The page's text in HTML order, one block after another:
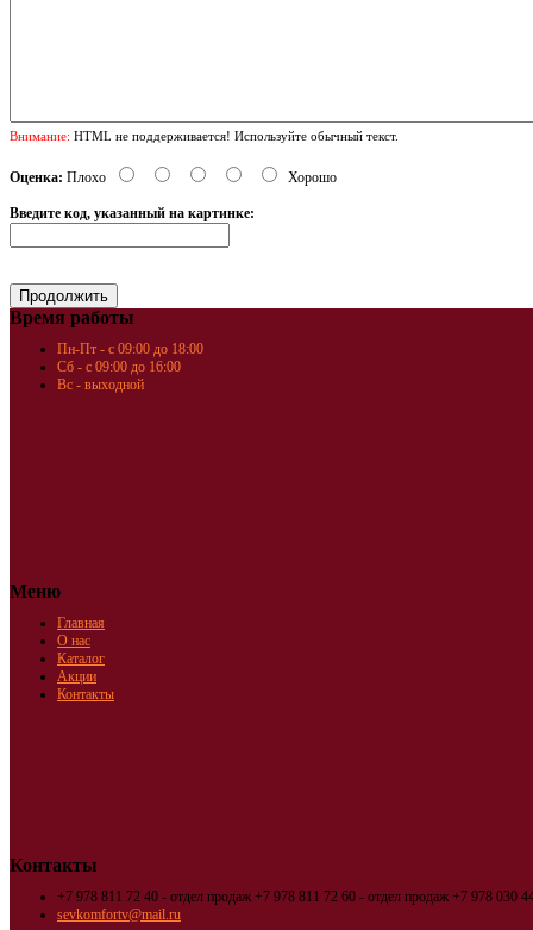
Внимание: HTML не поддерживается! Используйте обычный текст.
Оценка: Плохо Хорошо
Введите код, указанный на картинке:
Время работы
Пн-Пт - с 09:00 до 18:00
Сб - с 09:00 до 16:00
Вс - выходной
Меню
Главная
О нас
Каталог
Акции
Контакты
Контакты
+7 978 811 72 40 - отдел продаж +7 978 811 72 60 - отдел продаж +7 978 030
sevkomfortv@mail.ru